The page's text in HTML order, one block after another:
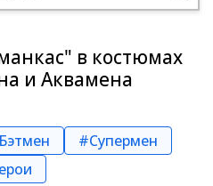
в костюмах
и Аквамена
#Супермен